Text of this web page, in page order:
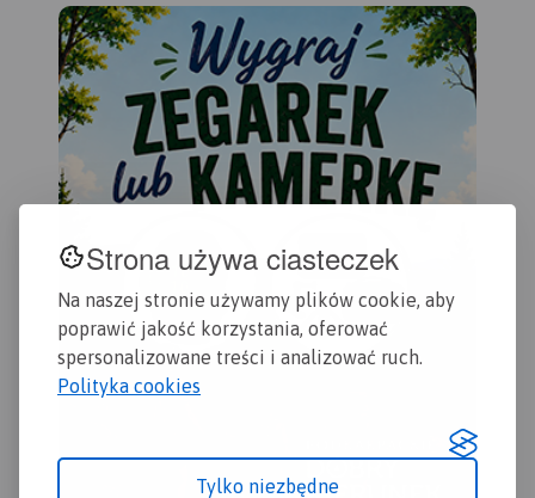
Strona używa ciasteczek
Na naszej stronie używamy plików cookie, aby
poprawić jakość korzystania, oferować
spersonalizowane treści i analizować ruch.
Polityka cookies
Tylko niezbędne
kilometraż rzeki oraz obiekty
istotne dla kajakarza takie
jak miejsca niebezpieczne,
przeszkody na trasie spływu,
pola biwakowe.
Mapa jest zorientowana
zgodnie z kierunkiem
płynięcia.